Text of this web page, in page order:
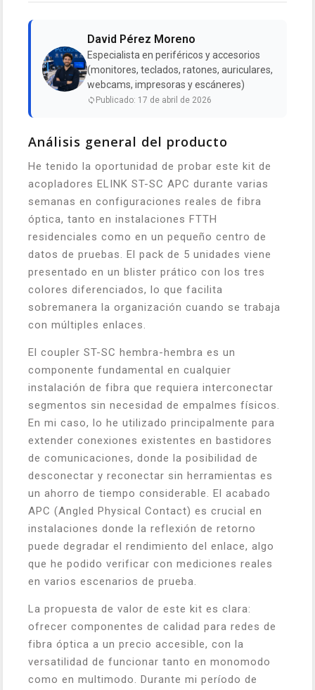
David Pérez Moreno
Especialista en periféricos y accesorios
(monitores, teclados, ratones, auriculares,
webcams, impresoras y escáneres)
Publicado: 17 de abril de 2026
Análisis general del producto
He tenido la oportunidad de probar este kit de
acopladores ELINK ST-SC APC durante varias
semanas en configuraciones reales de fibra
óptica, tanto en instalaciones FTTH
residenciales como en un pequeño centro de
datos de pruebas. El pack de 5 unidades viene
presentado en un blister prático con los tres
colores diferenciados, lo que facilita
sobremanera la organización cuando se trabaja
con múltiples enlaces.
El coupler ST-SC hembra-hembra es un
componente fundamental en cualquier
instalación de fibra que requiera interconectar
segmentos sin necesidad de empalmes físicos.
En mi caso, lo he utilizado principalmente para
extender conexiones existentes en bastidores
de comunicaciones, donde la posibilidad de
desconectar y reconectar sin herramientas es
un ahorro de tiempo considerable. El acabado
APC (Angled Physical Contact) es crucial en
instalaciones donde la reflexión de retorno
puede degradar el rendimiento del enlace, algo
que he podido verificar con mediciones reales
en varios escenarios de prueba.
La propuesta de valor de este kit es clara:
ofrecer componentes de calidad para redes de
fibra óptica a un precio accesible, con la
versatilidad de funcionar tanto en monomodo
como en multimodo. Durante mi período de